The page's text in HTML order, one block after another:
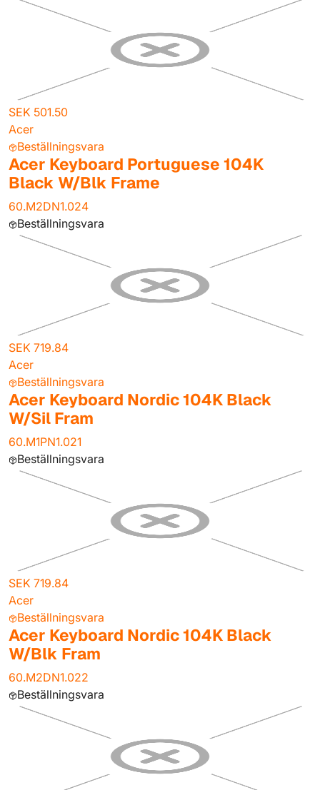
SEK 501.50
Acer
Beställningsvara
Acer Keyboard Portuguese 104K
Black W/Blk Frame
60.M2DN1.024
Beställningsvara
SEK 719.84
Acer
Beställningsvara
Acer Keyboard Nordic 104K Black
W/Sil Fram
60.M1PN1.021
Beställningsvara
SEK 719.84
Acer
Beställningsvara
Acer Keyboard Nordic 104K Black
W/Blk Fram
60.M2DN1.022
Beställningsvara